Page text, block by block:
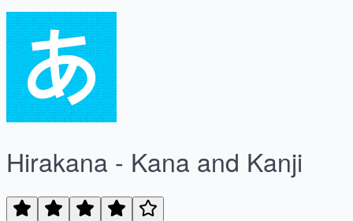
Hirakana - Kana and Kanji